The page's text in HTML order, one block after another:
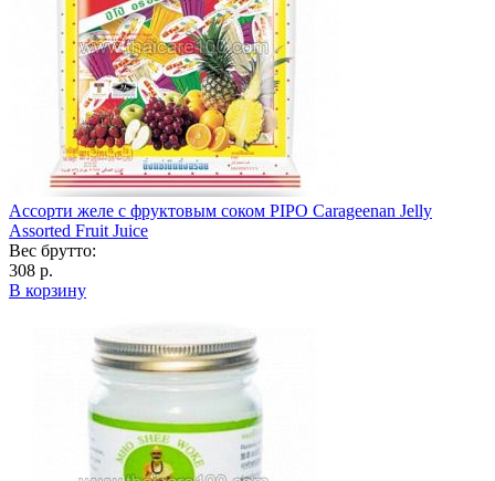
Ассорти желе с фруктовым соком PIPO Carageenan Jelly
Assorted Fruit Juice
Вес брутто:
308 р.
В корзину